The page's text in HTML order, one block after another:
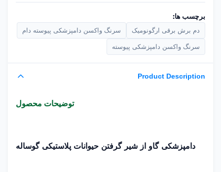
برچسب ها:
دم برش برقی ارگونومیک سرنگ واکسن دامپزشکی پیوسته دام
سرنگ واکسن دامپزشکی پیوسته
Product Description
توضیحات محصول
دامپزشکی گاو از شیر گرفتن حیوانات پلاستیکی گوساله